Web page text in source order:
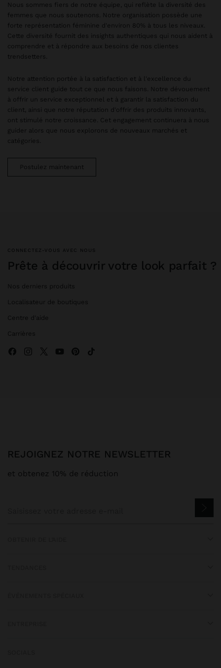
Nous sommes fiers de notre équipe, qui reflète la diversité des
femmes que nous soutenons. Notre organisation possède une
forte représentation féminine d'environ 80% à tous les niveaux.
Cette diversité fournit des insights authentiques qui nous aident à
comprendre et à répondre aux besoins de nos clientes
trendsetters.
Notre attention portée à la satisfaction et à l'excellence du
service client guide tout ce que nous faisons. Notre dévouement
à offrir un service exceptionnel et à garantir la satisfaction du
client, ainsi que notre réputation d'offrir des produits innovants,
ont stimulé notre croissance. Cet engagement continuera à nous
guider alors que nous explorons de nouveaux marchés et
catégories.
Postulez maintenant
CONNECTEZ-VOUS AVEC NOUS
Prête à découvrir votre look parfait ?
Nos derniers produits
Localisateur de boutiques
Centre d'aide
Carrières
REJOIGNEZ NOTRE NEWSLETTER
et obtenez 10% de réduction